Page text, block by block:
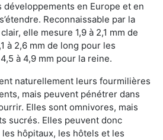
développements en Europe et en
Reconnaissable par la
elle mesure 1,9 à 2,1 mm de
à 2,6 mm de long pour les
à 4,9 mm pour la reine.
naturellement leurs fourmilières
mais peuvent pénétrer dans
Elles sont omnivores, mais
sucrés. Elles peuvent donc
hôpitaux, les hôtels et les